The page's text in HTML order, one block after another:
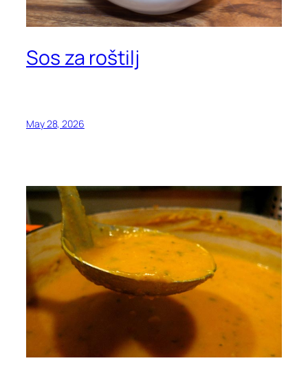
Sos za roštilj
May 28, 2026